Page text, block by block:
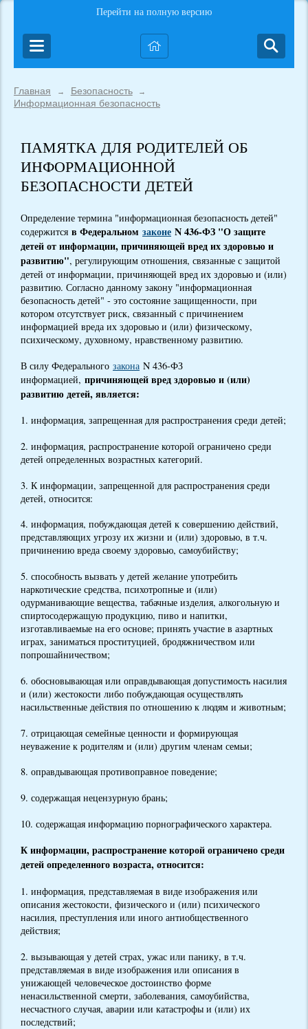
Перейти на полную версию
Главная → Безопасность →
Информационная безопасность
ПАМЯТКА ДЛЯ РОДИТЕЛЕЙ ОБ
ИНФОРМАЦИОННОЙ
БЕЗОПАСНОСТИ ДЕТЕЙ
Определение термина "информационная безопасность детей"
содержится в Федеральном законе N 436-ФЗ "О защите
детей от информации, причиняющей вред их здоровью и
развитию", регулирующим отношения, связанные с защитой
детей от информации, причиняющей вред их здоровью и (или)
развитию. Согласно данному закону "информационная
безопасность детей" - это состояние защищенности, при
котором отсутствует риск, связанный с причинением
информацией вреда их здоровью и (или) физическому,
психическому, духовному, нравственному развитию.
В силу Федерального закона N 436-ФЗ
информацией, причиняющей вред здоровью и (или)
развитию детей, является:
1. информация, запрещенная для распространения среди детей;
2. информация, распространение которой ограничено среди
детей определенных возрастных категорий.
3. К информации, запрещенной для распространения среди
детей, относится:
4. информация, побуждающая детей к совершению действий,
представляющих угрозу их жизни и (или) здоровью, в т.ч.
причинению вреда своему здоровью, самоубийству;
5. способность вызвать у детей желание употребить
наркотические средства, психотропные и (или)
одурманивающие вещества, табачные изделия, алкогольную и
спиртосодержащую продукцию, пиво и напитки,
изготавливаемые на его основе; принять участие в азартных
играх, заниматься проституцией, бродяжничеством или
попрошайничеством;
6. обосновывающая или оправдывающая допустимость насилия
и (или) жестокости либо побуждающая осуществлять
насильственные действия по отношению к людям и животным;
7. отрицающая семейные ценности и формирующая
неуважение к родителям и (или) другим членам семьи;
8. оправдывающая противоправное поведение;
9. содержащая нецензурную брань;
10. содержащая информацию порнографического характера.
К информации, распространение которой ограничено среди
детей определенного возраста, относится:
1. информация, представляемая в виде изображения или
описания жестокости, физического и (или) психического
насилия, преступления или иного антиобщественного
действия;
2. вызывающая у детей страх, ужас или панику, в т.ч.
представляемая в виде изображения или описания в
унижающей человеческое достоинство форме
ненасильственной смерти, заболевания, самоубийства,
несчастного случая, аварии или катастрофы и (или) их
последствий;